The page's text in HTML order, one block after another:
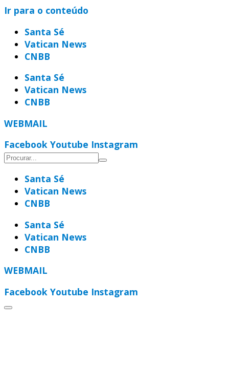
Ir para o conteúdo
Santa Sé
Vatican News
CNBB
Santa Sé
Vatican News
CNBB
WEBMAIL
Facebook Youtube Instagram
Santa Sé
Vatican News
CNBB
Santa Sé
Vatican News
CNBB
WEBMAIL
Facebook Youtube Instagram